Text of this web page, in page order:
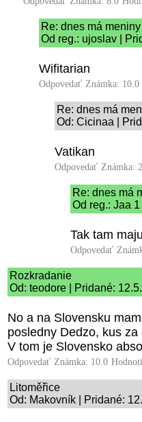
Re: dnes má
Od reg.: ujoslav |
Wifitarian
Odpovedať Známka: 10.0
Re: dnes má
Od: Cicinaa |
Vatikan
Odpovedať Známka:
Re: dnes má
Od reg.: Jaa
Tak tam
Odpovedať
Rozkradanie
Od: teodore | Pridané:
No a na Slovensku
posledny Dedzo, kus
V tom je Slovensko
Odpovedať Známka: 10.0
Litoměřice
Od: Makovník | Pridané: